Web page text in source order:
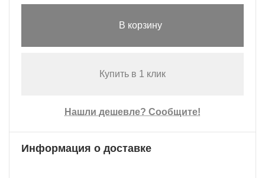
В корзину
Купить в 1 клик
Нашли дешевле? Сообщите!
Информация о доставке